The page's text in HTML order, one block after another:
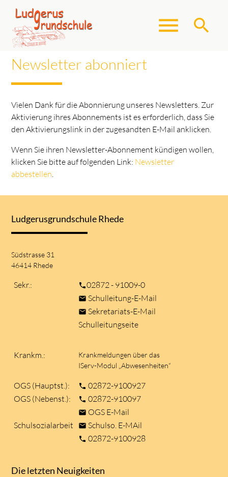
menu search
Newsletter abonniert
Vielen Dank für die Abonnierung unseres Newsletters. Zur
Aktivierung ihres Abonnements ist es erforderlich, dass Sie
den Aktivierungslink in der zugesandten E-Mail anklicken.
Wenn Sie ihren Newsletter-Abonnement kündigen wollen,
klicken Sie bitte auf folgenden Link: Newsletter
abbestellen
Ludgerusgrundschule Rhede
Südstrasse 31
46414 Rhede
Sekr.: phone02872 - 91009-0
mail Schulleitung-E-Mail
mail Sekretariats-E-Mail
Schulleitungseite
Krankm.:
Krankmeldungen über das
IServ-Modul „Abwesenheiten“
OGS (Hauptst.): phone 02872-9100927
OGS (Nebenst.):
phone 02872-910097
mail OGS E-Mail
Schulsozialarbeit
mail Schulso. E-MAil
phone 02872-9100928
Die letzten Neuigkeiten